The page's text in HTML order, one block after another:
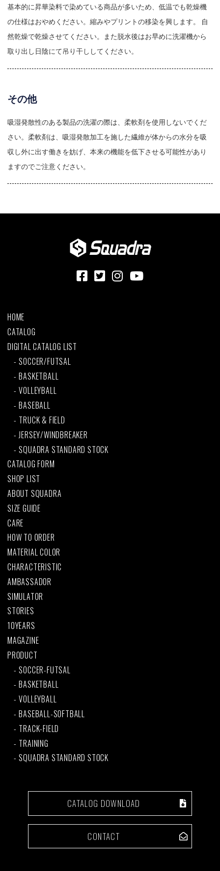
基本的に昇華染料で染めている商品が多いため、低温でも乾燥機
の仕様はおやめください。縮みやプリントの移染を興します。 自
然乾燥で乾燥させてください。また脱水後はお早めに洗濯機から
取り出し日陰にて吊り干ししてください。
その他
吸湿発散性のある製品の洗濯の際は、柔軟剤を使用しないでくだ
さい。柔軟剤は、吸湿発散加工を施した繊維が体からの水分を吸
収し外に出す働きを妨げ、本来の機能を低下させる可能性があり
ますのでご注意ください。
HOME
CATALOG
DIGITAL CATALOG LIST
SOCCER/FUTSAL
BASKETBALL
VOLLEYBALL
BASEBALL
TRUCK & FIELD
JERSEY/WINDBREAKER
SQUADRA STANDARD STOCK
CATALOG FORM
SHOP LIST
ABOUT SQUADRA
SIZE GUIDE
CARE
HOW TO ORDER
MATERIAL COLOR
CHARACTERISTIC
AMBASSADOR
SIMULATOR
STORIES
10YEARS
MAGAZINE
PRODUCT
SOCCER-FUTSAL
BASKETBALL
VOLLEYBALL
BASEBALL-SOFTBALL
TRACK-FIELD
TRAINING
SQUADRA STANDARD STOCK
CATALOG DOWNLOAD
CONTACT